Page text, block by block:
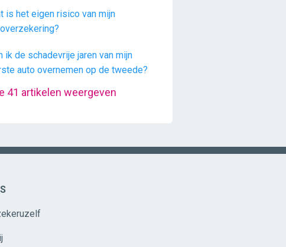
is het eigen risico van mijn
ik de schadevrije jaren van mijn
auto overnemen op de tweede?
41 artikelen weergeven